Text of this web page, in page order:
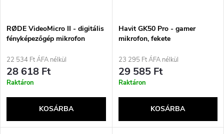
RØDE VideoMicro II - digitális
fényképezőgép mikrofon
22 534 Ft ÁFA nélkül
28 618 Ft
Raktáron
KOSÁRBA
Havit GK50 Pro - gamer
mikrofon, fekete
23 295 Ft ÁFA nélkül
29 585 Ft
Raktáron
KOSÁRBA